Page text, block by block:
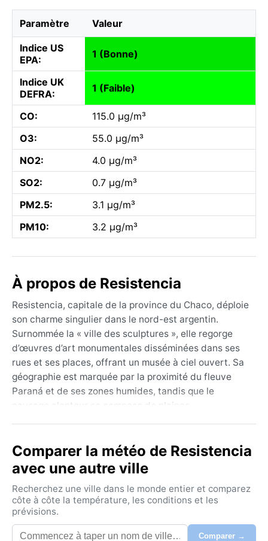
Paramètre Valeur
Indice US
EPA:
1 (Bonne)
Indice UK
DEFRA:
1 (Faible)
CO:
115.0 µg/m³
O3:
55.0 µg/m³
NO2:
4.0 µg/m³
SO2:
0.7 µg/m³
PM2.5:
3.1 µg/m³
PM10:
3.2 µg/m³
À propos de Resistencia
Resistencia, capitale de la province du Chaco, déploie
son charme singulier dans le nord-est argentin.
Surnommée la « ville des sculptures », elle regorge
d’œuvres d’art monumentales disséminées dans ses
rues et ses places, offrant un musée à ciel ouvert. Sa
géographie est marquée par la proximité du fleuve
Paraná et de ses zones humides, tandis que le
paysage alentour se compose de plaines
métissée où se mêlent traditions guarani et héritage
européen.
Le climat de Resistencia est de type subtropical
humide (Köppen Cfa). Les étés, de décembre à mars,
sont chauds et lourds, avec des températures
dépassant souvent 35 °C et un taux d’humidité élevé.
Comparer la météo de Resistencia
avec une autre ville
Recherchez une ville dans le monde entier et comparez
côte à côte la température, les conditions et les
prévisions.
Comparer →